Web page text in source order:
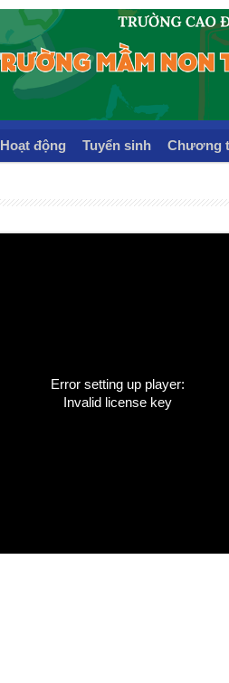
Hoạt động Tuyển sinh Chương
Error setting up player:
Invalid license key